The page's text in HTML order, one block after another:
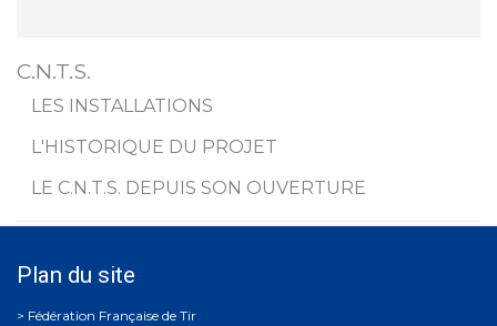
C.N.T.S.
LES INSTALLATIONS
L'HISTORIQUE DU PROJET
LE C.N.T.S. DEPUIS SON OUVERTURE
Plan du site